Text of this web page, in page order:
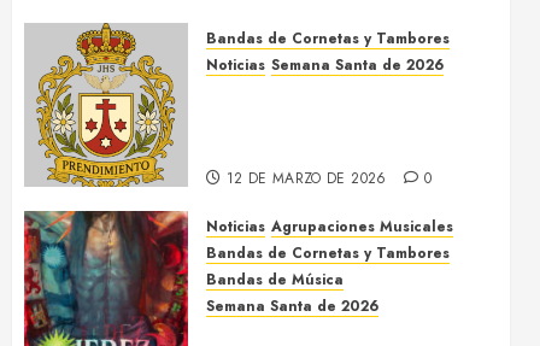
9 DE MAYO DE 2026 0
Bandas de Cornetas y Tambores
Noticias Semana Santa de 2026
12 DE MARZO DE 2026 0
Noticias Agrupaciones Musicales
Bandas de Cornetas y Tambores
Bandas de Música
Semana Santa de 2026